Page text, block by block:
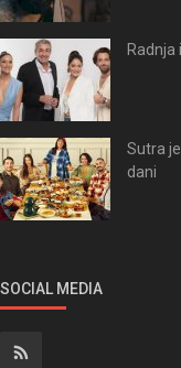
Radnja
Sutra
dani
SOCIAL MEDIA